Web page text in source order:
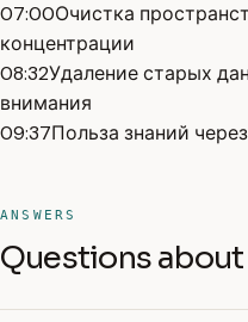
07:00Очистка
концентрации
08:32Удаление старых
внимания
09:37Польза знаний
ANSWERS
Questions